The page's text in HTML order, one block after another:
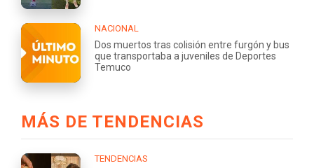
NACIONAL
Dos muertos tras colisión entre furgón y bus
que transportaba a juveniles de Deportes
Temuco
MÁS DE TENDENCIAS
TENDENCIAS